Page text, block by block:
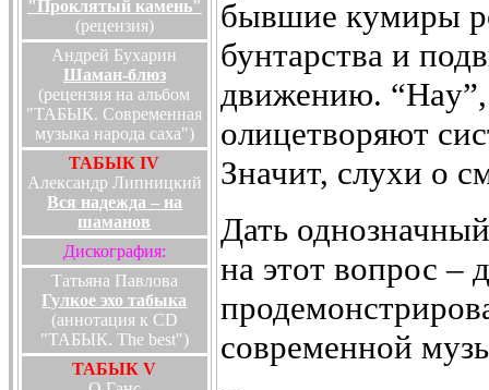
"Проклятый камень"
(рецензия)
Андрей Бухарин
Шаман-блюз
(рецензия на альбом
"ТАБЫК. Современная
музыка народа саха")
ТАБЫК IV
Александр Липницкий
Вся надежда – на
шаманов
Дискография:
Татьяна Павлова
Гулкое эхо табыка
(аннотация к CD
"ТАБЫК. The best")
ТАБЫК V
бывшие кумиры
бунтарства и
движению. “Hay”,
олицетворяют
Значит, слухи о
Дать
на этот вопрос –
современной